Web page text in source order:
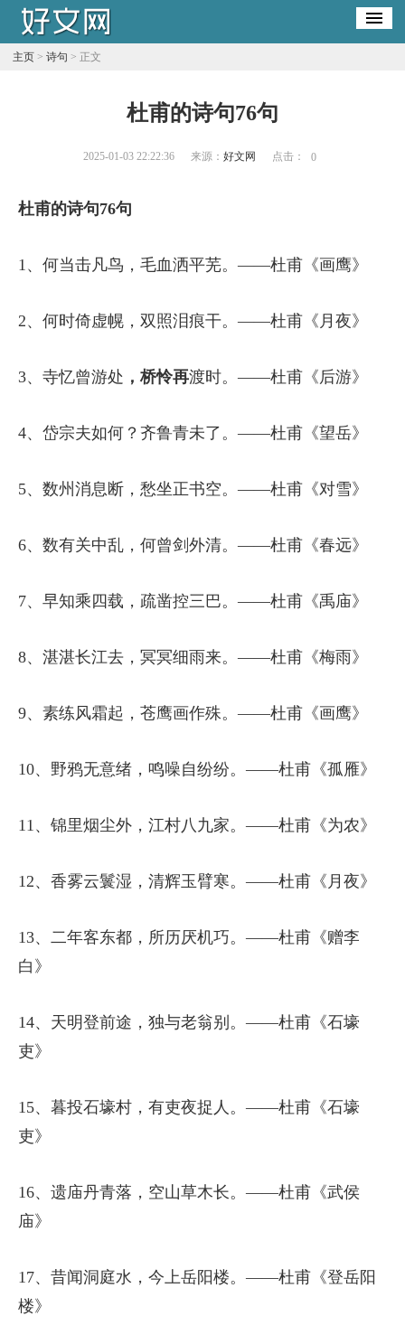
主页> 诗句 > 正文
杜甫的诗句76句
2025-01-03 22:22:36 来源： 好文网 点击： 0
杜甫的诗句76句
1、何当击凡鸟，毛血洒平芜。——杜甫《画鹰》
2、何时倚虚幌，双照泪痕干。——杜甫《月夜》
3、寺忆曾游处 ，桥怜再渡时。——杜甫《后游》
4、岱宗夫如何？齐鲁青未了。——杜甫《望岳》
5、数州消息断，愁坐正书空。——杜甫《对雪》
6、数有关中乱，何曾剑外清。——杜甫《春远》
7、早知乘四载，疏凿控三巴。——杜甫《禹庙》
8、湛湛长江去，冥冥细雨来。——杜甫《梅雨》
9、素练风霜起，苍鹰画作殊。——杜甫《画鹰》
10、野鸦无意绪，鸣噪自纷纷。——杜甫《孤雁》
11、锦里烟尘外，江村八九家。——杜甫《为农》
12、香雾云鬟湿，清辉玉臂寒。——杜甫《月夜》
13、二年客东都，所历厌机巧。——杜甫《赠李
白》
14、天明登前途，独与老翁别。——杜甫《石壕
吏》
15、暮投石壕村，有吏夜捉人。——杜甫《石壕
吏》
16、遗庙丹青落，空山草木长。——杜甫《武侯
庙》
17、昔闻洞庭水，今上岳阳楼。——杜甫《登岳阳
楼》